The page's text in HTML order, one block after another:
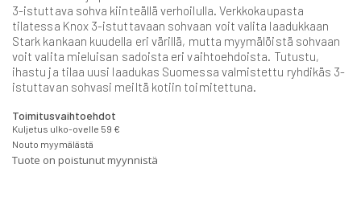
3-istuttava sohva kiinteällä verhoilulla. Verkkokaupasta
tilatessa Knox 3-istuttavaan sohvaan voit valita laadukkaan
Stark kankaan kuudella eri värillä, mutta myymälöistä sohvaan
voit valita mieluisan sadoista eri vaihtoehdoista. Tutustu,
ihastu ja tilaa uusi laadukas Suomessa valmistettu ryhdikäs 3-
istuttavan sohvasi meiltä kotiin toimitettuna.
Toimitusvaihtoehdot
Kuljetus ulko-ovelle 59 €
Nouto myymälästä
Tuote on poistunut myynnistä